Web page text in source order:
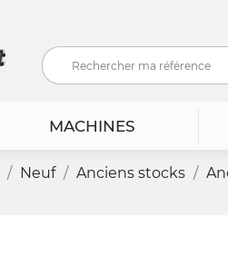
MACHINES
Neuf Anciens stocks